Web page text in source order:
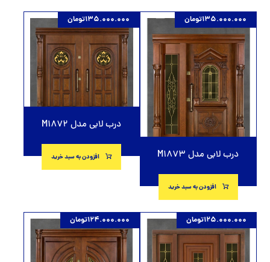
درب لابی مدل M1873
135.000.000تومان
افزودن به سبد خرید
درب لابی مدل M1872
135.000.000تومان
افزودن به سبد خرید
125.000.000تومان 124.000.000تومان